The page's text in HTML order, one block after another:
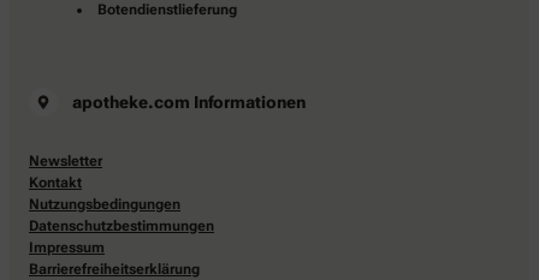
Botendienstlieferung
apotheke.com Informationen
Newsletter
Kontakt
Nutzungsbedingungen
Datenschutzbestimmungen
Impressum
Barrierefreiheitserklärung